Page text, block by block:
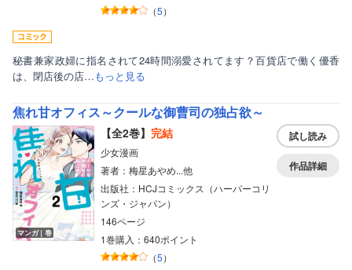
（5）
秘書兼家政婦に指名されて24時間溺愛されてます？百貨店で働く優香
は、閉店後の店…もっと見る
焦れ甘オフィス～クールな御曹司の独占欲～
マンガ｜巻
【全2巻】 完結
少女漫画
著者：梅星あやめ...他
出版社：HCJコミックス（ハーパーコリ
ンズ・ジャパン）
146ページ
1巻購入：640ポイント
（5）
試し読み
作品詳細
ボーイズラブ
ティーンズラブ